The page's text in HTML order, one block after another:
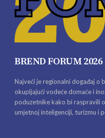
BREND FORUM 2026
Najveći je regionalni događaj o
okupljajući vodeće domaće i
poduzetnike kako bi raspravili
umjetnoj inteligenciji, turizmu i